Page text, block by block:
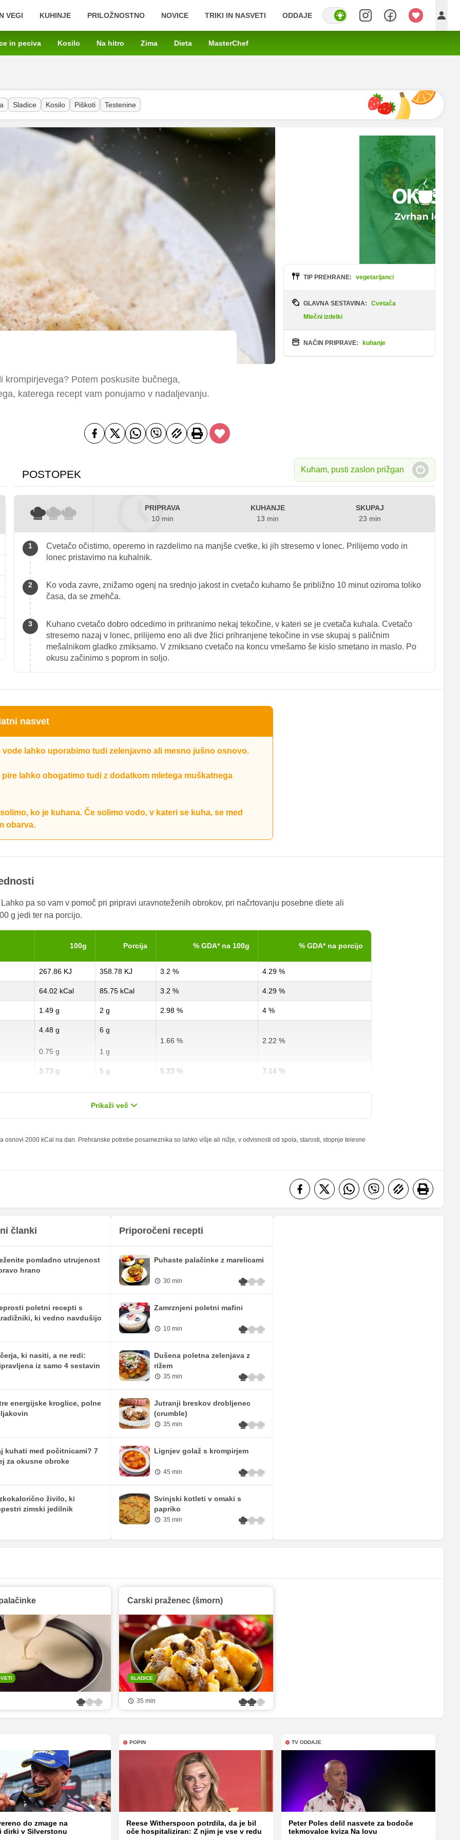
VEGI KUHINJE PRILOŽNOSTNO NOVICE TRIKI IN NASVETI ODDAJE
in peciva Kosilo Na hitro Zima Dieta MasterChef
Sladice Kosilo Piškoti Testenine
krompirjevega? Potem poskusite bučnega,
katerega recept vam ponujamo v nadaljevanju.
TIP PREHRANE: vegetarijanci
GLAVNA SESTAVINA:
Cvetača
Mlečni izdelki
NAČIN PRIPRAVE: kuhanje
Kuham, pusti zaslon prižgan
POSTOPEK
PRIPRAVA
10 min
KUHANJE
13 min
SKUPAJ
23 min
Cvetačo očistimo, operemo in razdelimo na manjše cvetke, ki jih stresemo v lonec. Prilijemo vodo in
lonec pristavimo na kuhalnik.
Ko voda zavre, znižamo ogenj na srednjo jakost in cvetačo kuhamo še približno 10 minut oziroma toliko
časa, da se zmehča.
Kuhano cvetačo dobro odcedimo in prihranimo nekaj tekočine, v kateri se je cvetača kuhala. Cvetačo
stresemo nazaj v lonec, prilijemo eno ali dve žlici prihranjene tekočine in vse skupaj s paličnim
mešalnikom gladko zmiksamo. V zmiksano cvetačo na koncu vmešamo še kislo smetano in maslo. Po
okusu začinimo s poprom in soljo.
nasvet
vode lahko uporabimo tudi zelenjavno ali mesno jušno osnovo.
pire lahko obogatimo tudi z dodatkom mletega muškatnega
ko je kuhana. Če solimo vodo, v kateri se kuha, se med
obarva.
pa so vam v pomoč pri pripravi uravnoteženih obrokov, pri načrtovanju posebne diete ali
g jedi ter na porcijo.
100g Porcija % GDA* na 100g % GDA* na porcijo
267.86 KJ 358.78 KJ 3.2 % 4.29 %
64.02 kCal 85.75 kCal 3.2 % 4.29 %
1.49 g 2 g 2.98 % 4 %
4.48 g
0.75 g
6 g
1 g
1.66 % 2.22 %
3.73 g
2.24 g
5 g
3 g
5.33 %
11.2 %
7.14 %
15 %
14.19 mg 19 mg
65.25 mg
0 mg 0 mg
0.37 mg 0.5 mg
161.5 iu
0 mg
54 mg
Prikaži več
osnovi 2000 kCal na dan. Prehranske potrebe posameznika so lahko višje ali nižje, v odvisnosti od spola, starosti, stopnje telesne
članki
pomladno utrujenost
hrano
poletni recepti s
ki vedno navdušijo
ki nasiti, a ne redi:
iz samo 4 sestavin
energijske kroglice, polne
kuhati med počitnicami? 7
za okusne obroke
živilo, ki
zimski jedilnik
Priporočeni recepti
Puhaste palačinke z marelicami
30 min
Zamrznjeni poletni mafini
10 min
Dušena poletna zelenjava z
rižem
35 min
Jutranji breskov drobljenec
(crumble)
35 min
Lignjev golaž s krompirjem
45 min
Svinjski kotleti v omaki s
papriko
35 min
Carski praženec (šmorn)
SLADICE
35 min
do zmage na
dirki v Silverstonu
POPIN
Reese Witherspoon potrdila, da je bil
oče hospitaliziran: Z njim je vse v redu
TV ODDAJE
Peter Poles delil nasvete za bodoče
tekmovalce kviza Na lovu